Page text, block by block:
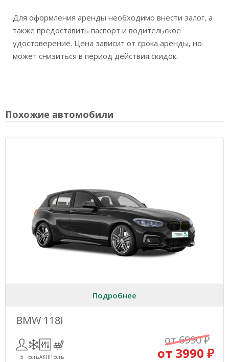
Для оформления аренды необходимо внести залог, а
также предоставить паспорт и водительское
удостоверение. Цена зависит от срока аренды, но
может снизиться в период действия скидок.
Похожие автомобили
Подробнее
BMW 118i
5 ЕстьАКПП Есть
от 6990 ₽
от 3990 ₽